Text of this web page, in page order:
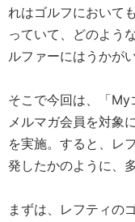
れはゴルフにおいて
っていて、どのよう
ルファーにはうかが
そこで今回は、「
メルマガ会員を対象
を実施。すると、レ
発したかのように、
まずは、レフティの